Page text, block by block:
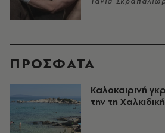
ΠΡΟΣΦΑΤΑ
Καλοκαιρινή
την τη